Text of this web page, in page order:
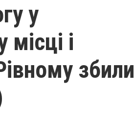
у
і
збили